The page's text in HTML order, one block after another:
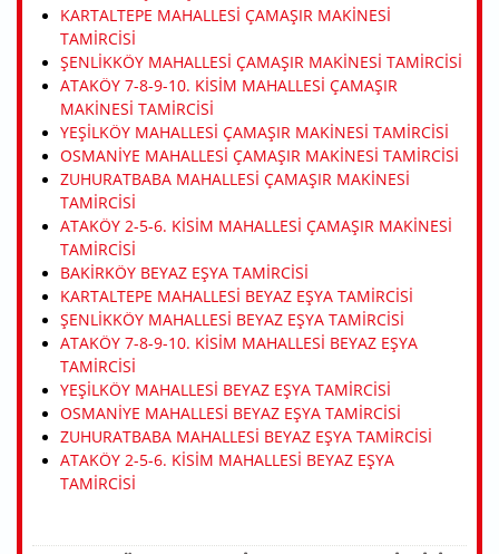
KARTALTEPE MAHALLESI ÇAMAŞIR MAKINESI
TAMIRCISI
ŞENLIKKÖY MAHALLESI ÇAMAŞIR MAKINESI TAMIRCISI
ATAKÖY 7-8-9-10. KISIM MAHALLESI ÇAMAŞIR
MAKINESI TAMIRCISI
YEŞILKÖY MAHALLESI ÇAMAŞIR MAKINESI TAMIRCISI
OSMANIYE MAHALLESI ÇAMAŞIR MAKINESI TAMIRCISI
ZUHURATBABA MAHALLESI ÇAMAŞIR MAKINESI
TAMIRCISI
ATAKÖY 2-5-6. KISIM MAHALLESI ÇAMAŞIR MAKINESI
TAMIRCISI
BAKIRKÖY BEYAZ EŞYA TAMIRCISI
KARTALTEPE MAHALLESI BEYAZ EŞYA TAMIRCISI
ŞENLIKKÖY MAHALLESI BEYAZ EŞYA TAMIRCISI
ATAKÖY 7-8-9-10. KISIM MAHALLESI BEYAZ EŞYA
TAMIRCISI
YEŞILKÖY MAHALLESI BEYAZ EŞYA TAMIRCISI
OSMANIYE MAHALLESI BEYAZ EŞYA TAMIRCISI
ZUHURATBABA MAHALLESI BEYAZ EŞYA TAMIRCISI
ATAKÖY 2-5-6. KISIM MAHALLESI BEYAZ EŞYA
TAMIRCISI